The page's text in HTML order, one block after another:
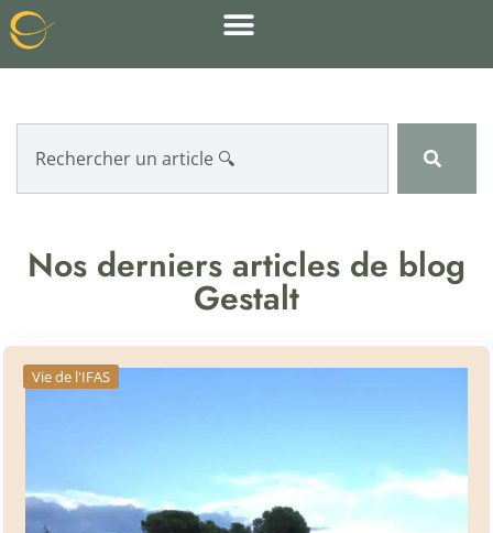
Nos derniers articles de blog
Gestalt
Vie de l'IFAS